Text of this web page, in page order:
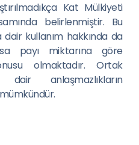
Kat Mülkiyeti
belirlenmiştir. Bu
kullanım hakkında da
payı miktarına göre
olmaktadır. Ortak
dair anlaşmazlıkların